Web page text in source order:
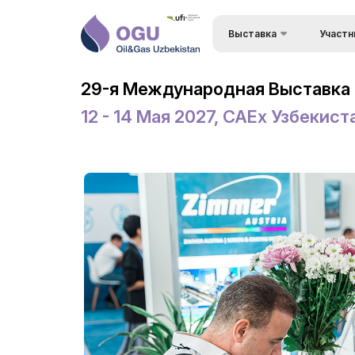
Выставка
Разделы выставки
Конференция OGU
Официальная поддержка
Режим работы выставки
ExpoDaily
Приветственные письма
Информационная
поддержка
Состав
Формы
выставке
Режим
Станьте
29-я Международная Выставка
12 - 14 Мая 2027, CAEx